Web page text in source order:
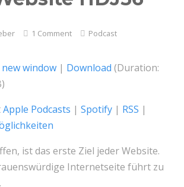
1 Comment Podcast
new window| Download (Duration:
Apple Podcasts | Spotify| RSS |
ist das erste Ziel jeder Website.
Internetseite führt zu